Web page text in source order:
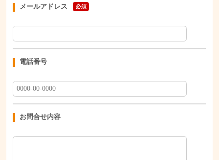
メールアドレス 必須
電話番号
お問合せ内容